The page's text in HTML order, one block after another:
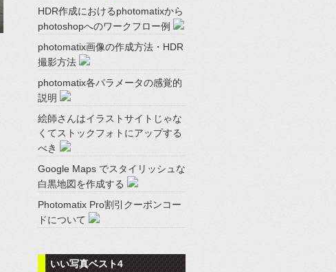
HDR作成におけるphotomatixから
photoshopへのワークフロー例
photomatix画像の作成方法・HDR
撮影方法
photomatix各パラメータの感覚的
説明
絵師さんはイラストサイトじゃな
くてストックフォトにアップする
べき
Google Maps でスタイリッシュな
白黒地図を作成する
Photomatix Pro割引クーポンコー
ドについて
いい写真ベスト4